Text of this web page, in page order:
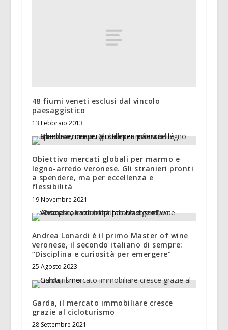
48 fiumi veneti esclusi dal vincolo
paesaggistico
13 Febbraio 2013
Obiettivo mercati globali per marmo e
legno-arredo veronese. Gli stranieri pronti
a spendere, ma per eccellenza e
flessibilità
19 Novembre 2021
Andrea Lonardi è il primo Master of wine
veronese, il secondo italiano di sempre:
“Disciplina e curiosità per emergere”
25 Agosto 2023
Garda, il mercato immobiliare cresce
grazie al cicloturismo
28 Settembre 2021